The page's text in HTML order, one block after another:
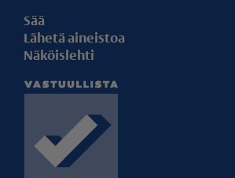
Sää
Lähetä aineistoa
Näköislehti